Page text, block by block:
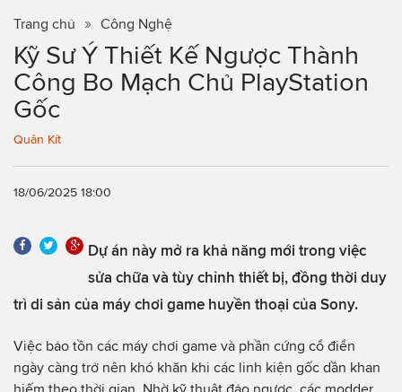
Trang chủ Công Nghệ
Kỹ Sư Ý Thiết Kế Ngược Thành
Công Bo Mạch Chủ PlayStation
Gốc
Quân Kít
18/06/2025 18:00
Dự án này mở ra khả năng mới trong việc
sửa chữa và tùy chỉnh thiết bị, đồng thời duy
trì di sản của máy chơi game huyền thoại của Sony.
Việc bảo tồn các máy chơi game và phần cứng cổ điển
ngày càng trở nên khó khăn khi các linh kiện gốc dần khan
hiếm theo thời gian. Nhờ kỹ thuật đảo ngược, các modder